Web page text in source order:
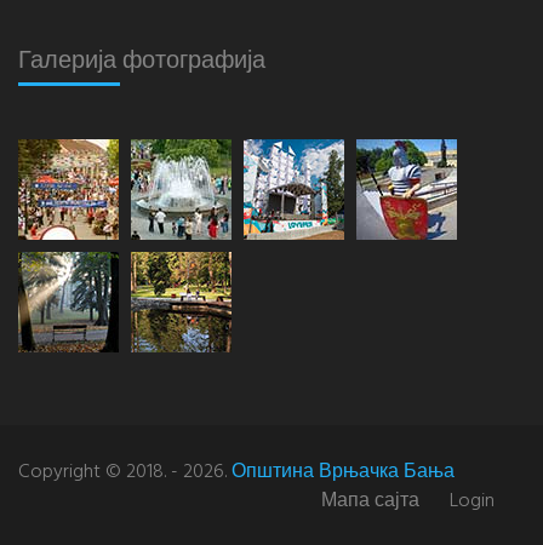
Галерија фотографија
Copyright © 2018. - 2026.Општина Врњачка Бања
Мапа сајта
Login